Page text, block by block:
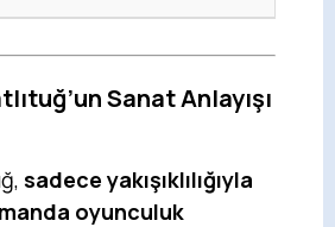
Sanat Anlayışı
sadece yakışıklılığıyla
oyunculuk